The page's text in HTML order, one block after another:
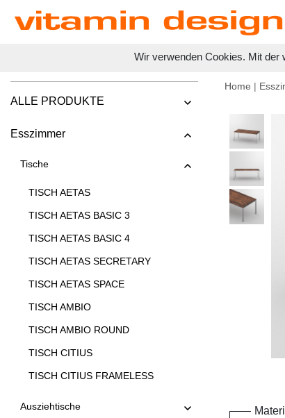
Wir verwenden Cookies. Mit der
ALLE PRODUKTE
Esszimmer
Tische
TISCH AETAS
TISCH AETAS BASIC 3
TISCH AETAS BASIC 4
TISCH AETAS SECRETARY
TISCH AETAS SPACE
TISCH AMBIO
TISCH AMBIO ROUND
TISCH CITIUS
TISCH CITIUS FRAMELESS
Ausziehtische
Home |